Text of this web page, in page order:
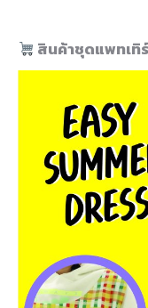
สินค้าชุดแพทเทิ